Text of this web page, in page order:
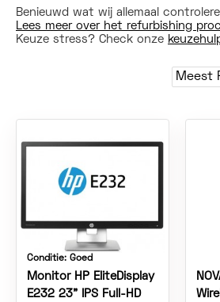
Benieuwd wat wij allemaal
Lees meer over het refurbishing
Keuze stress? Check onze
Conditie: Goed
Monitor HP EliteDisplay
E232 23" IPS Full-HD